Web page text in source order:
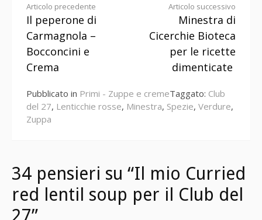
Continua
a
leggere
Articolo precedente
Il peperone di
Carmagnola –
Bocconcini e
Crema
Articolo successivo
Minestra di
Cicerchie Bioteca
per le ricette
dimenticate
Pubblicato in Primi - Zuppe e cremeTaggato: Club
del 27, Lenticchie rosse, Minestra, Spezie, Verdure,
Zuppa
34 pensieri su “Il mio Curried
red lentil soup per il Club del
27”